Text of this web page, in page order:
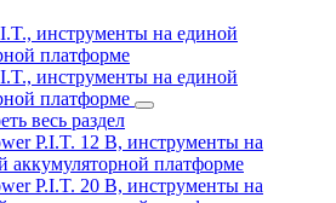
инструменты на единой
платформе
инструменты на единой
платформе
весь раздел
P.I.T. 12 В, инструменты на
аккумуляторной платформе
P.I.T. 20 В, инструменты на